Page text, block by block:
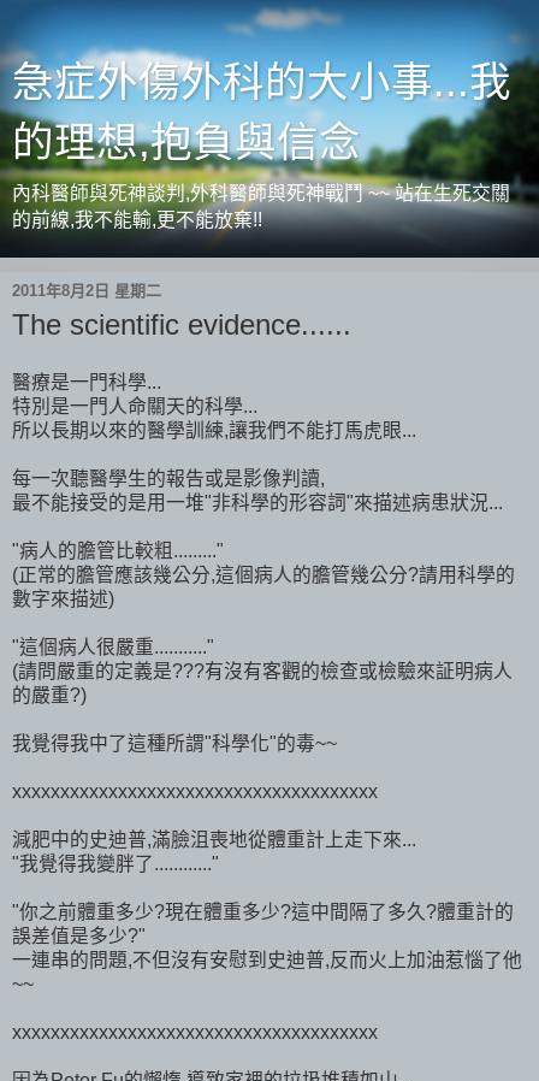
急症外傷外科的大小事...我
的理想,抱負與信念
內科醫師與死神談判,外科醫師與死神戰鬥 ~~ 站在生死交關
的前線,我不能輸,更不能放棄!!
2011年8月2日 星期二
The scientific evidence......
醫療是一門科學...
特別是一門人命關天的科學...
所以長期以來的醫學訓練,讓我們不能打馬虎眼...
每一次聽醫學生的報告或是影像判讀,
最不能接受的是用一堆"非科學的形容詞"來描述病患狀況...
"病人的膽管比較粗........."
(正常的膽管應該幾公分,這個病人的膽管幾公分?請用科學的
數字來描述)
"這個病人很嚴重..........."
(請問嚴重的定義是???有沒有客觀的檢查或檢驗來証明病人
的嚴重?)
我覺得我中了這種所謂"科學化"的毒~~
xxxxxxxxxxxxxxxxxxxxxxxxxxxxxxxxxxxxxx
減肥中的史迪普,滿臉沮喪地從體重計上走下來...
"我覺得我變胖了............"
"你之前體重多少?現在體重多少?這中間隔了多久?體重計的
誤差值是多少?"
一連串的問題,不但沒有安慰到史迪普,反而火上加油惹惱了他
~~
xxxxxxxxxxxxxxxxxxxxxxxxxxxxxxxxxxxxxx